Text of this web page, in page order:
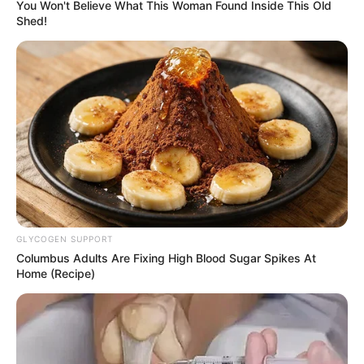
Rating
Cerita
Pemain
Akting
Musik
You Won't Believe What This Woman Found Inside This Old
Shed!
GLYCOGEN SUPPORT
Columbus Adults Are Fixing High Blood Sugar Spikes At
Home (Recipe)